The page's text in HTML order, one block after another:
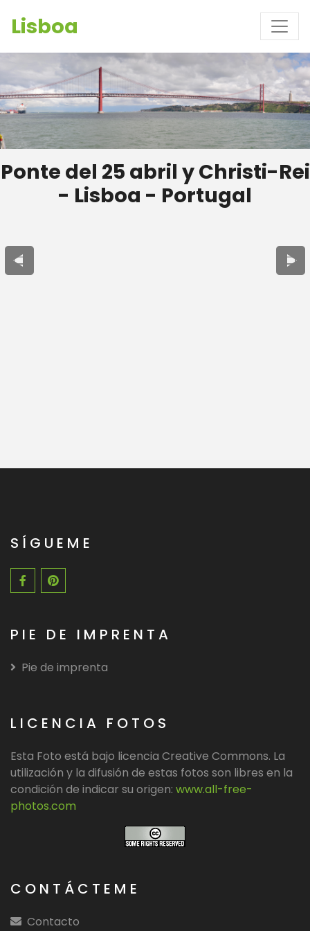
Lisboa
Ponte del 25 abril y Christi-Rei
- Lisboa - Portugal
SÍGUEME
PIE DE IMPRENTA
Pie de imprenta
LICENCIA FOTOS
Esta Foto está bajo licencia Creative Commons. La
utilización y la difusión de estas fotos son libres en la
condición de indicar su origen: www.all-free-
photos.com
CONTÁCTEME
Contacto